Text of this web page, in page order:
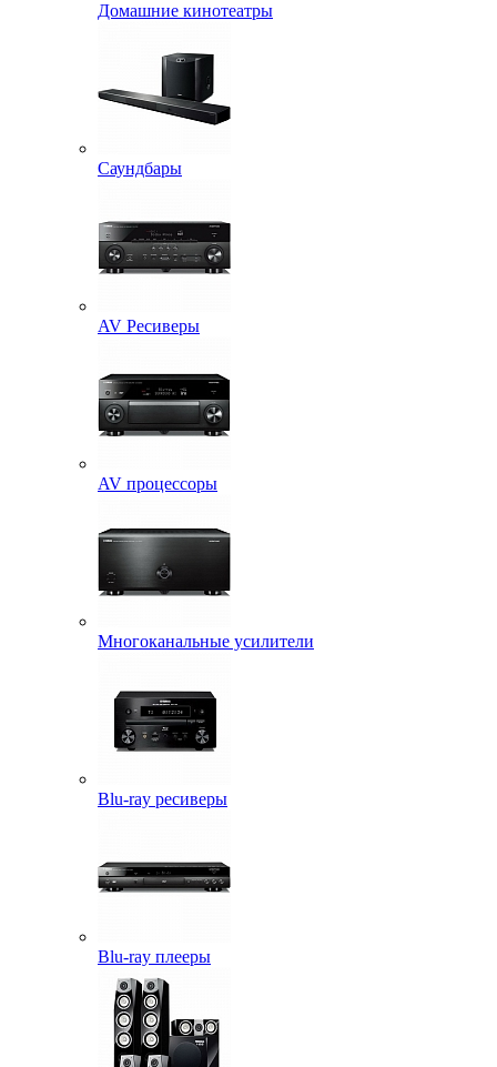
Домашние кинотеатры
Саундбары
AV Ресиверы
AV процессоры
Многоканальные усилители
Blu-ray ресиверы
Blu-ray плееры